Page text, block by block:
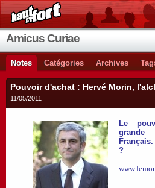
Amicus Curiae
Notes Catégories Archives
Pouvoir d'achat : Hervé Morin,
11/05/2011
Le
grande
?